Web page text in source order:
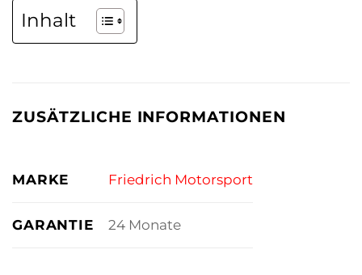
Inhalt
ZUSÄTZLICHE INFORMATIONEN
MARKE Friedrich Motorsport
GARANTIE 24 Monate